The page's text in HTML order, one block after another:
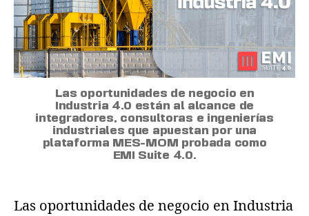
Las oportunidades de negocio en
Industria 4.0 están al alcance de
integradores, consultoras e ingenierías
industriales que apuestan por una
plataforma MES-MOM probada como
EMI Suite 4.0.
Las oportunidades de negocio en Industria